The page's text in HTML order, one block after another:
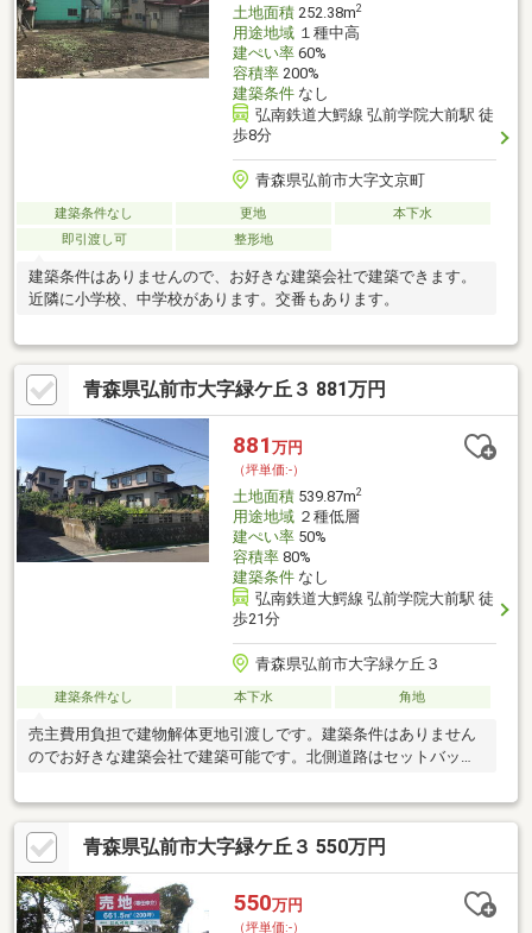
土地面積252.38m2
用途地域１種中高
建ぺい率60%
容積率200%
建築条件なし
弘南鉄道大鰐線 弘前学院大前駅 徒
歩8分
青森県弘前市大字文京町
建築条件なし 更地
本下水
即引渡し可
整形地
建築条件はありませんので、お好きな建築会社で建築できます。
近隣に小学校、中学校があります。交番もあります。
青森県弘前市大字緑ケ丘３ 881万円
881 万円
（坪単価:-）
土地面積539.87m2
用途地域２種低層
建ぺい率50%
容積率80%
建築条件なし
弘南鉄道大鰐線 弘前学院大前駅 徒
歩21分
青森県弘前市大字緑ケ丘３
建築条件なし 本下水 角地
売主費用負担で建物解体更地引渡しです。建築条件はありません
のでお好きな建築会社で建築可能です。北側道路はセットバック
青森県弘前市大字緑ケ丘３ 550万円
550万円
（坪単価:-）